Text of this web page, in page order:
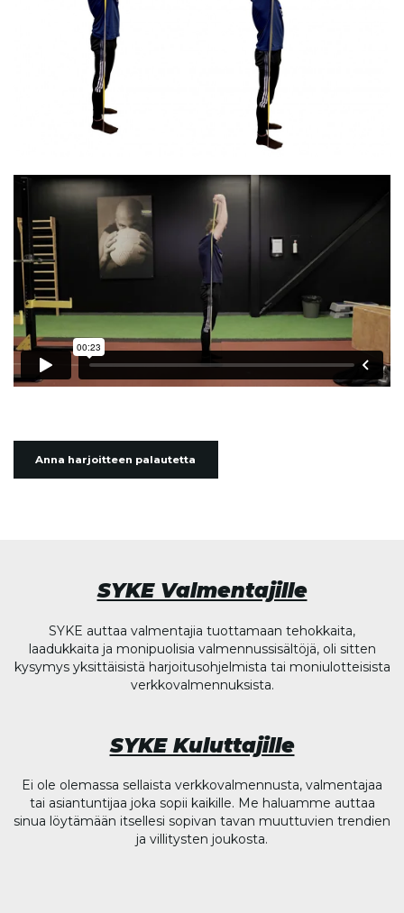
Anna harjoitteen palautetta
SYKE Valmentajille
SYKE auttaa valmentajia tuottamaan tehokkaita,
laadukkaita ja monipuolisia valmennussisältöjä, oli sitten
kysymys yksittäisistä harjoitusohjelmista tai moniulotteisista
verkkovalmennuksista.
SYKE Kuluttajille
Ei ole olemassa sellaista verkkovalmennusta, valmentajaa
tai asiantuntijaa joka sopii kaikille. Me haluamme auttaa
sinua löytämään itsellesi sopivan tavan muuttuvien trendien
ja villitysten joukosta.